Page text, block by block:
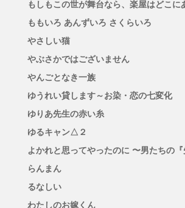
もしもこの世が舞台なら、楽屋はどこに
ももいろ あんずいろ さくらいろ
やさしい猫
やぶさかではございません
やんごとなき一族
ゆうれい貸します～お染・恋の七変化
ゆりあ先生の赤い糸
ゆるキャン△２
よかれと思ってやったのに 〜男たちの
らんまん
るなしい
わたしのお嫁くん